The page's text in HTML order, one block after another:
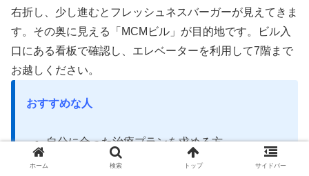
右折し、少し進むとフレッシュネスバーガーが見えてきま
す。その奥に見える「MCMビル」が目的地です。ビル入
口にある看板で確認し、エレベーターを利用して7階まで
お越しください。
おすすめな人
自分に合った治療プランを求める方
通院しやすい環境を求める方
ホーム 検索 トップ サイドバー